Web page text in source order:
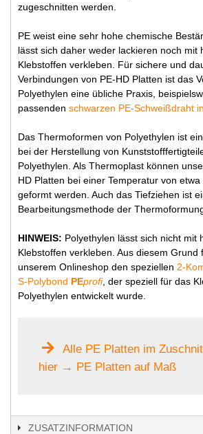
zugeschnitten werden.
PE weist eine sehr hohe chemische
lässt sich daher weder lackieren noch mit
Klebstoffen verkleben. Für sichere und
Verbindungen von PE-HD Platten ist das
Polyethylen eine übliche Praxis,
passenden schwarzen PE-Schweißdraht
Das Thermoformen von Polyethylen ist
bei der Herstellung von
Polyethylen. Als Thermoplast können
HD Platten bei einer Temperatur von etwa
geformt werden. Auch das Tiefziehen ist
Bearbeitungsmethode der
HINWEIS: Polyethylen lässt sich nicht mit
Klebstoffen verkleben. Aus diesem Grund
unserem Onlineshop den speziellen 2-
S-Polybond PEprofi, der speziell für das
Polyethylen entwickelt wurde.
Alle PE Platten im
hier → PE Platten auf Maß
ZUSATZINFORMATION